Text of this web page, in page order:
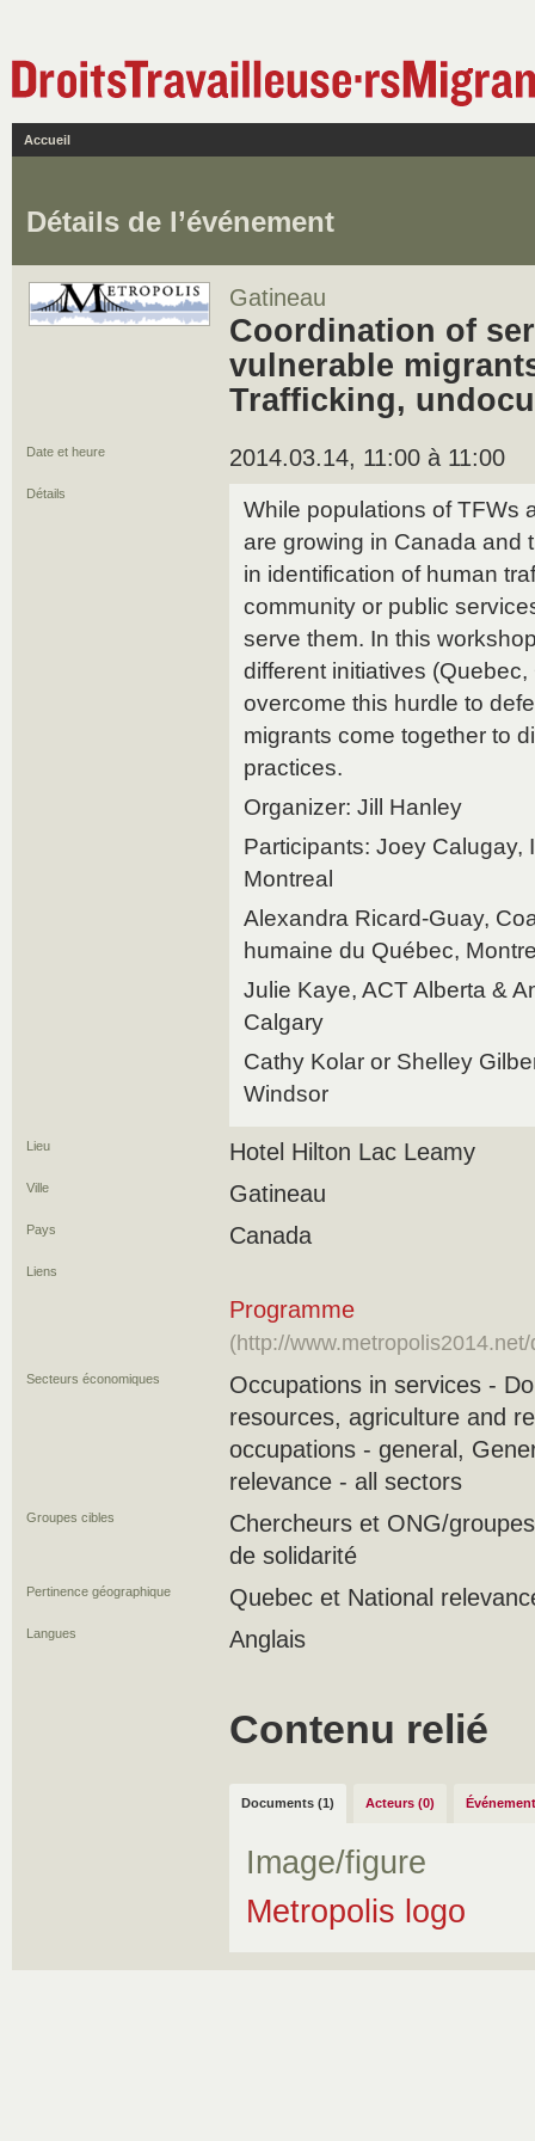
Accueil
Détails de l’événement
Gatineau
Coordination of
vulnerable
Trafficking,
Date et heure 2014.03.14, 11:00 à 11:00
Détails
While populations of TFWs
are growing in Canada and
in identification of human
community or public
serve them. In this
different initiatives
overcome this hurdle to
migrants come together to
practices.
Organizer: Jill Hanley
Participants: Joey Calugay,
Montreal
Alexandra Ricard-Guay,
humaine du Québec,
Julie Kaye, ACT Alberta &
Calgary
Cathy Kolar or Shelley
Windsor
Lieu Hotel Hilton Lac Leamy
Ville Gatineau
Pays Canada
Liens
Programme
(http://
Secteurs économiques
Occupations in services -
resources, agriculture and
occupations - general,
relevance - all sectors
Groupes cibles
Chercheurs et ONG/
de solidarité
Pertinence géographique Quebec et National
Langues Anglais
Contenu relié
Documents (1) Acteurs (0)
Image/figure
Metropolis logo